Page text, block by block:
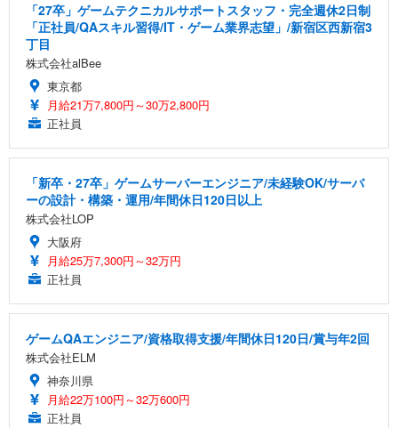
「27卒」ゲームテクニカルサポートスタッフ・完全週休2日制
「正社員/QAスキル習得/IT・ゲーム業界志望」/新宿区西新宿3
丁目
株式会社alBee
東京都
月給21万7,800円～30万2,800円
正社員
「新卒・27卒」ゲームサーバーエンジニア/未経験OK/サーバ
ーの設計・構築・運用/年間休日120日以上
株式会社LOP
大阪府
月給25万7,300円～32万円
正社員
ゲームQAエンジニア/資格取得支援/年間休日120日/賞与年2回
株式会社ELM
神奈川県
月給22万100円～32万600円
正社員